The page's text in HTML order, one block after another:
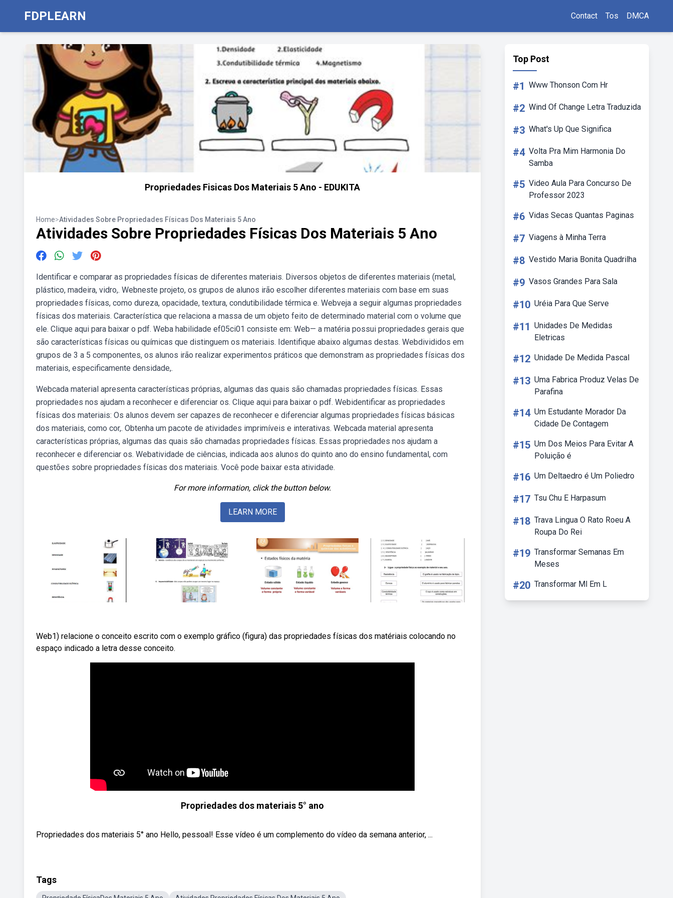
FDPLEARN Contact Tos DMCA
Propriedades Fisicas Dos Materiais 5 Ano - EDUKITA
Home>Atividades Sobre Propriedades Físicas Dos Materiais 5 Ano
Atividades Sobre Propriedades Físicas Dos Materiais 5 Ano
Identificar e comparar as propriedades físicas de diferentes materiais. Diversos objetos de diferentes materiais (metal,
plástico, madeira, vidro,. Webneste projeto, os grupos de alunos irão escolher diferentes materiais com base em suas
propriedades físicas, como dureza, opacidade, textura, condutibilidade térmica e. Webveja a seguir algumas propriedades
físicas dos materiais. Característica que relaciona a massa de um objeto feito de determinado material com o volume que
ele. Clique aqui para baixar o pdf. Weba habilidade ef05ci01 consiste em: Web— a matéria possui propriedades gerais que
são características físicas ou químicas que distinguem os materiais. Identifique abaixo algumas destas. Webdivididos em
grupos de 3 a 5 componentes, os alunos irão realizar experimentos práticos que demonstram as propriedades físicas dos
materiais, especificamente densidade,.
Webcada material apresenta características próprias, algumas das quais são chamadas propriedades físicas. Essas
propriedades nos ajudam a reconhecer e diferenciar os. Clique aqui para baixar o pdf. Webidentificar as propriedades
físicas dos materiais: Os alunos devem ser capazes de reconhecer e diferenciar algumas propriedades físicas básicas
dos materiais, como cor,. Obtenha um pacote de atividades imprimíveis e interativas. Webcada material apresenta
características próprias, algumas das quais são chamadas propriedades físicas. Essas propriedades nos ajudam a
reconhecer e diferenciar os. Webatividade de ciências, indicada aos alunos do quinto ano do ensino fundamental, com
questões sobre propriedades físicas dos materiais. Você pode baixar esta atividade.
For more information, click the button below.
LEARN MORE
Web1) relacione o conceito escrito com o exemplo gráfico (figura) das propriedades físicas dos matériais colocando no
espaço indicado a letra desse conceito.
Propriedades dos materiais 5° ano
Propriedades dos materiais 5° ano Hello, pessoal! Esse vídeo é um complemento do vídeo da semana anterior, ...
Tags
Top Post
#1 Www Thonson Com Hr
#2 Wind Of Change Letra Traduzida
#3 What's Up Que Significa
#4 Volta Pra Mim Harmonia Do
Samba
#5 Video Aula Para Concurso De
Professor 2023
#6 Vidas Secas Quantas Paginas
#7 Viagens à Minha Terra
#8 Vestido Maria Bonita Quadrilha
#9 Vasos Grandes Para Sala
#10 Uréia Para Que Serve
#11 Unidades De Medidas
Eletricas
#12 Unidade De Medida Pascal
#13 Uma Fabrica Produz Velas De
Parafina
#14 Um Estudante Morador Da
Cidade De Contagem
#15 Um Dos Meios Para Evitar A
Poluição é
#16 Um Deltaedro é Um Poliedro
#17 Tsu Chu E Harpasum
#18 Trava Lingua O Rato Roeu A
Roupa Do Rei
#19 Transformar Semanas Em
Meses
#20 Transformar Ml Em L